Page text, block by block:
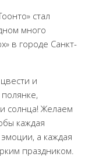
оркестр
янтари»
стал
много
в городе Санкт-
и
солнца! Желаем
каждая
а каждая
праздником.